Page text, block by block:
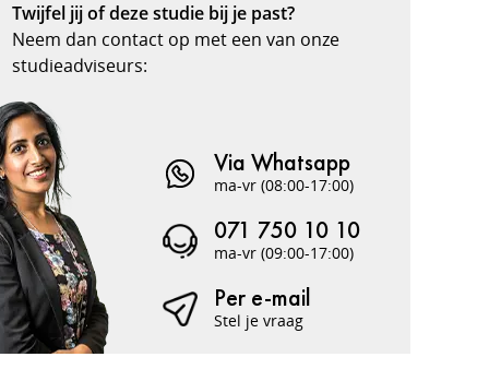
Twijfel jij of deze studie bij je past?
Neem dan contact op met een van onze
studieadviseurs:
Via Whatsapp
ma-vr (08:00-17:00)
071 750 10 10
ma-vr (09:00-17:00)
Per e-mail
Stel je vraag